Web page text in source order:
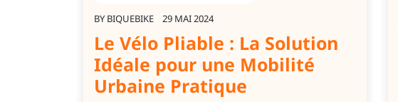
BY BIQUEBIKE 29 MAI 2024
Le Vélo Pliable : La Solution
Idéale pour une Mobilité
Urbaine Pratique